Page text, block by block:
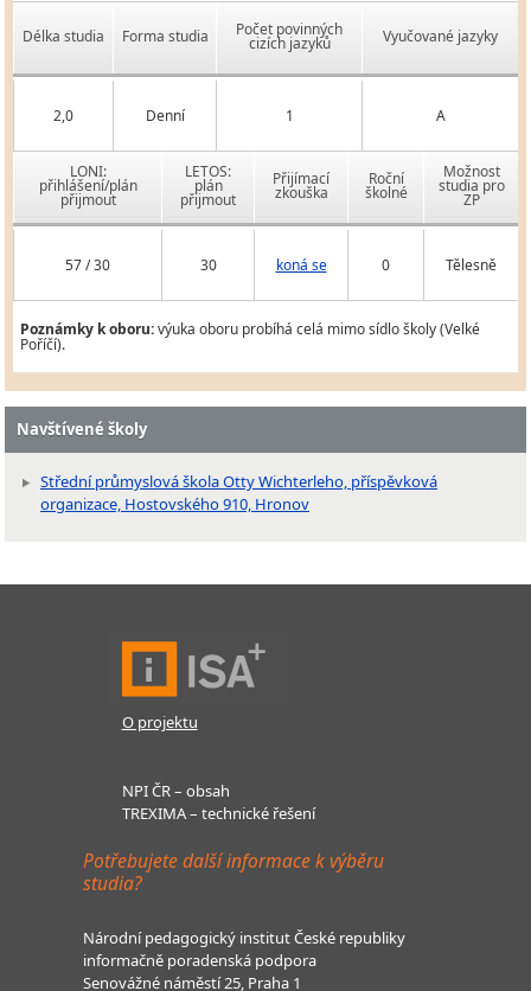
Délka studia Forma studia Počet povinných
cizích jazyků Vyučované jazyky
2,0 Denní 1 A
LONI:
přihlášení/plán
přijmout
LETOS:
plán
přijmout
Přijímací
zkouška
Roční
školné
Možnost
studia pro
ZP
57 / 30 30 koná se 0 Tělesně
Poznámky k oboru:výuka oboru probíhá celá mimo sídlo školy (Velké
Poříčí).
Navštívené školy
Střední průmyslová škola Otty Wichterleho, příspěvková
organizace, Hostovského 910, Hronov
O projektu
NPI ČR – obsah
TREXIMA – technické řešení
Potřebujete další informace k výběru
studia?
Národní pedagogický institut České republiky
informačně poradenská podpora
Senovážné náměstí 25, Praha 1